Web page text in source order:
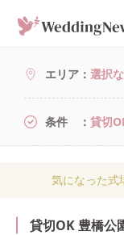
エリア 選択
条件 貸切
気になった式
貸切OK 豊橋公